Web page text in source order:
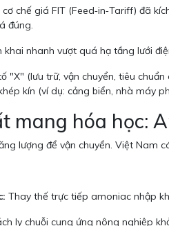
chế giá FIT (Feed‑in‑Tariff) đã
đúng.
khai nhanh vượt quá hạ tầng lưới
"X" (lưu trữ, vận chuyển, tiêu
kín (ví dụ: cảng biển, nhà máy
mang hóa học:
lượng để vận chuyển. Việt
Thay thế trực tiếp amoniac nhập
ly chuỗi cung ứng nông nghiệp